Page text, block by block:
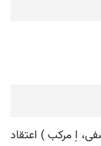
اِ مرکب ) اعتقاد